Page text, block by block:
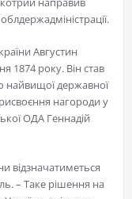
Августин
1874 року. Він став
державної
нагороди у
ОДА Геннадій
відзначатиметься
– Таке рішення на